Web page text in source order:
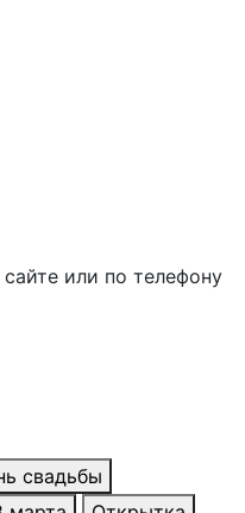
или по телефону
свадьбы